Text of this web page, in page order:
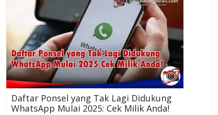
Daftar Ponsel yang Tak Lagi Didukung
WhatsApp Mulai 2025: Cek Milik Anda!